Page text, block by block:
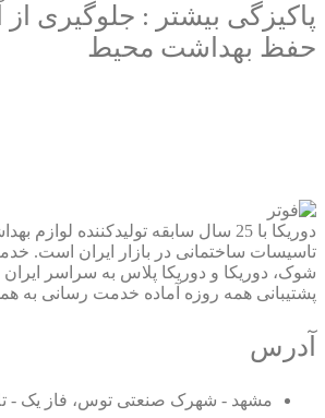
پاکیزگی بیشتر : جلوگیری
حفظ بهداشت محیط
دوریکا با 25 سال سابقه تولیدکننده
شوک، دوریکا و دوریکا پلاس به سراسر
پشتیبانی همه روزه آماده خدمت رسانی به
آدرس
مشهد - شهرک صنعتی توس، فاز یک -